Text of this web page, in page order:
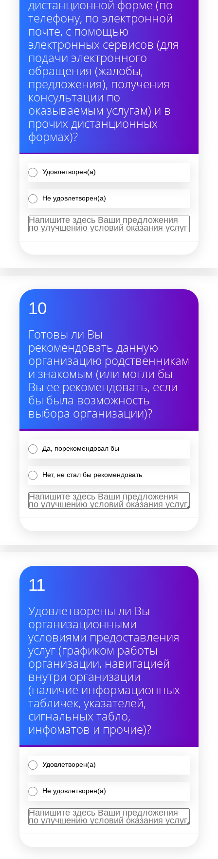
дистанционной форме (по
телефону, по электронной
почте, с помощью
электронных сервисов (для
подачи электронного
обращения (жалобы,
предложения), получения
консультации по
оказываемым услугам) и в
прочих дистанционных
формах)?
Удовлетворен(а)
Не удовлетворен(а)
10
Готовы ли Вы
рекомендовать данную
организацию родственникам
и знакомым (или могли бы
Вы ее рекомендовать, если
бы была возможность
выбора организации)?
Да, порекомендовал бы
Нет, не стал бы рекомендовать
11
Удовлетворены ли Вы
организационными
условиями предоставления
услуг (графиком работы
организации, навигацией
внутри организации
(наличие информационных
табличек, указателей,
сигнальных табло,
инфоматов и прочие)?
Удовлетворен(а)
Не удовлетворен(а)